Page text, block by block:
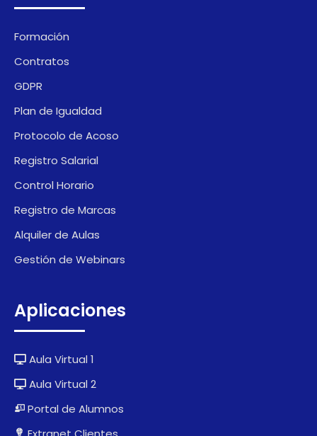
Formación
Contratos
GDPR
Plan de Igualdad
Protocolo de Acoso
Registro Salarial
Control Horario
Registro de Marcas
Alquiler de Aulas
Gestión de Webinars
Aplicaciones
Aula Virtual 1
Aula Virtual 2
Portal de Alumnos